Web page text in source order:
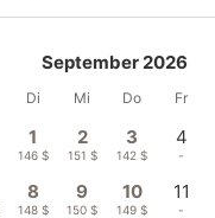
September 2026
Di Mi Do Fr
1
146 $
2
151 $
3
142 $
4
-
8
148 $
9
150 $
10
149 $
11
-